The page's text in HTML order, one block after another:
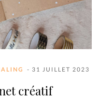
- 31 JUILLET 2023
créatif